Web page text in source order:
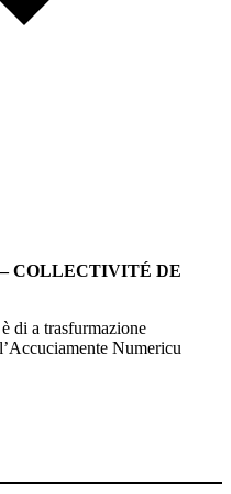
COLLECTIVITÉ DE
di a trasfurmazione
Numericu